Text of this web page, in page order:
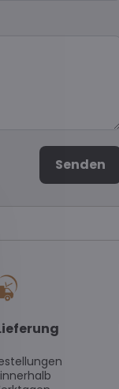
Senden
innerhalb